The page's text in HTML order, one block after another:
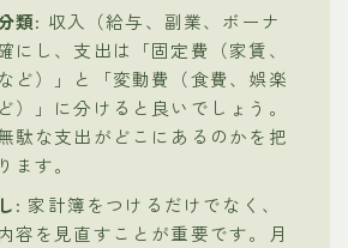
類: 収入（給与、副業、ボーナ
にし、支出は「固定費（家賃、
ど）」と「変動費（食費、娯楽
）」に分けると良いでしょう。
駄な支出がどこにあるのかを把
ます。
: 家計簿をつけるだけでなく、
容を見直すことが重要です。月